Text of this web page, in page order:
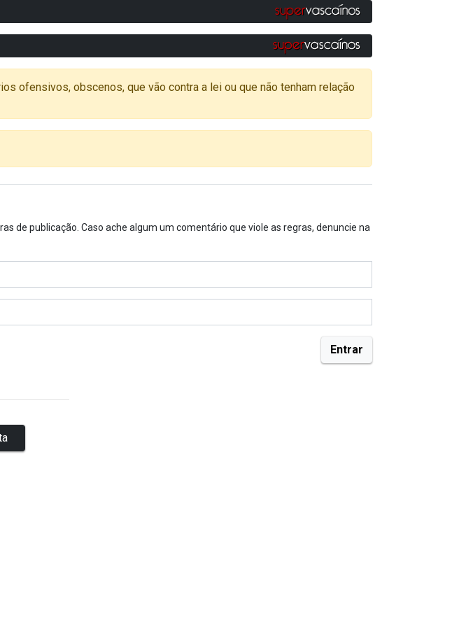
ofensivos, obscenos, que vão contra a lei ou que não tenham relação
de publicação. Caso ache algum um comentário que viole as regras, denuncie na